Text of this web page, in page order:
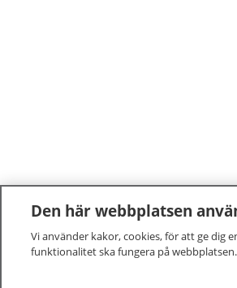
Den här webbplatsen
Vi använder kakor, cookies, för att ge dig
funktionalitet ska fungera på webbplatsen.